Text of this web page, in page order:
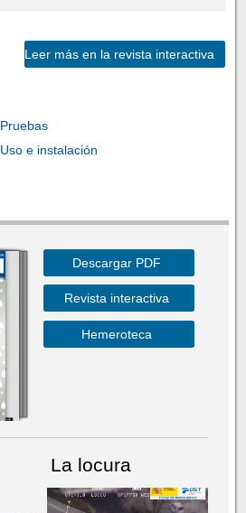
Leer más en la revista interactiva
Pruebas
Uso e instalación
Descargar PDF
Revista interactiva
Hemeroteca
La locura